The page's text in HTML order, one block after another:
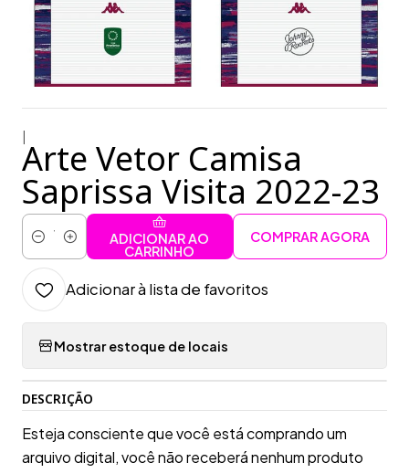
Arte Vetor Camisa
Saprissa Visita 2022-23
Quantidade
ADICIONAR AO
CARRINHO
COMPRAR AGORA
Adicionar à lista de favoritos
Mostrar estoque de locais
DESCRIÇÃO
Esteja consciente que você está comprando um
arquivo digital, você não receberá nenhum produto